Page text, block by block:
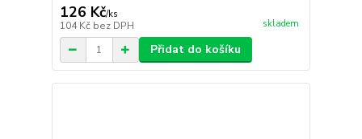
126 Kč/ks
104 Kč bez DPH skladem
Přidat do košíku